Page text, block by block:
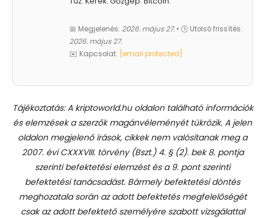
📅 Megjelenés: 2026. május 27. • 🕓 Utolsó frissítés:
2026. május 27.
✉️ Kapcsolat:
[email protected]
Tájékoztatás: A kriptoworld.hu oldalon található információk
és elemzések a szerzők magánvéleményét tükrözik. A jelen
oldalon megjelenő írások, cikkek nem valósítanak meg a
2007. évi CXXXVIII. törvény (Bszt.) 4. § (2). bek 8. pontja
szerinti befektetési elemzést és a 9. pont szerinti
befektetési tanácsadást. Bármely befektetési döntés
meghozatala során az adott befektetés megfelelőségét
csak az adott befektető személyére szabott vizsgálattal